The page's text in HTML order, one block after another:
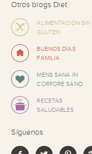
Otros blogs Diet
ALIMENTACIÓN SIN
GLUTEN
BUENOS DÍAS
FAMILIA
MENS SANA IN
CORPORE SANO
RECETAS
SALUDABLES
Síguenos